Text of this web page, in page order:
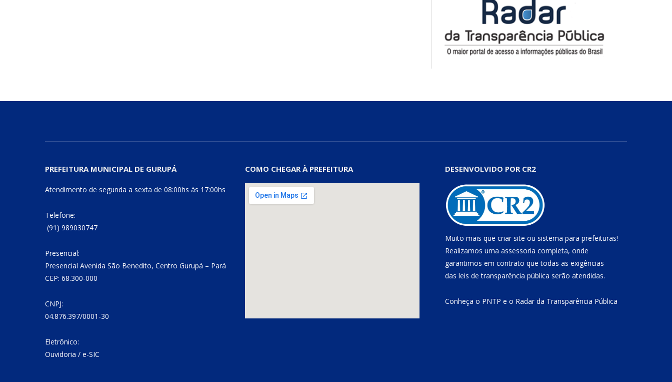
PREFEITURA MUNICIPAL DE GURUPÁ
Atendimento de segunda a sexta de 08:00hs às 17:00hs
Telefone:
(91) 989030747
Presencial:
Presencial Avenida São Benedito, Centro Gurupá – Pará
CEP: 68.300-000
CNPJ:
04.876.397/0001-30
Eletrônico:
Ouvidoria / e-SIC
COMO CHEGAR À PREFEITURA DESENVOLVIDO POR CR2
Muito mais que criar site ou sistema para prefeituras!
Realizamos uma assessoria completa, onde
garantimos em contrato que todas as exigências
das leis de transparência pública serão atendidas.
Conheça o PNTP e o Radar da Transparência Pública